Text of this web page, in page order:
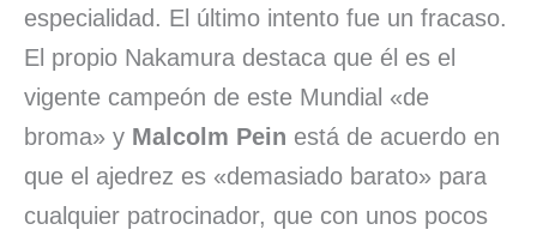
especialidad. El último intento fue un fracaso.
El propio Nakamura destaca que él es el
vigente campeón de este Mundial «de
broma» y Malcolm Pein está de acuerdo en
que el ajedrez es «demasiado barato» para
cualquier patrocinador, que con unos pocos